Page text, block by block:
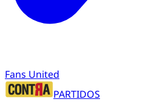
Fans United
PARTIDOS